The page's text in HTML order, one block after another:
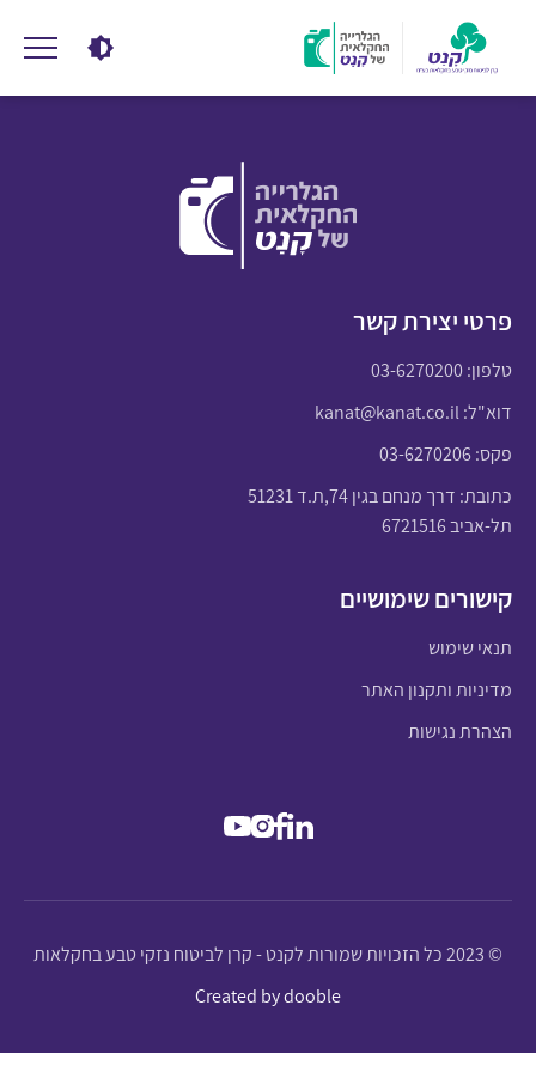
פרטי יצירת קשר
טלפון:03-6270200
דוא"ל:kanat@kanat.co.il
פקס: 03-6270206
כתובת: דרך מנחם בגין 74,ת.ד 51231
תל-אביב 6721516
קישורים שימושיים
תנאי שימוש
מדיניות ותקנון האתר
הצהרת נגישות
© 2023 כל הזכויות שמורות לקנט - קרן לביטוח נזקי טבע בחקלאות
Created by dooble